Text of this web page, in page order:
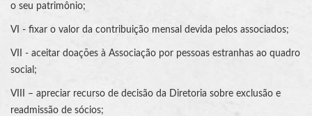
o seu patrimônio;
VI - fixar o valor da contribuição mensal devida pelos associados;
VII - aceitar doações à Associação por pessoas estranhas ao quadro
social;
VIII – apreciar recurso de decisão da Diretoria sobre exclusão e
readmissão de sócios;